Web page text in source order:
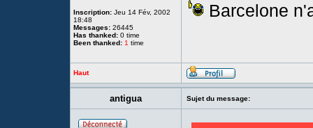
Inscription: Jeu 14 Fév, 2002
18:48
Messages: 26445
Has thanked: 0 time
Been thanked: 1 time
Barcelone
Haut
antigua Sujet du message: